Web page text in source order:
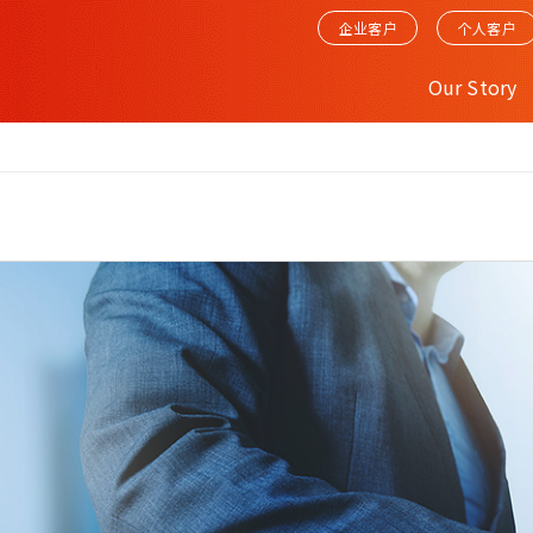
企业客户 个人客户
Our Story